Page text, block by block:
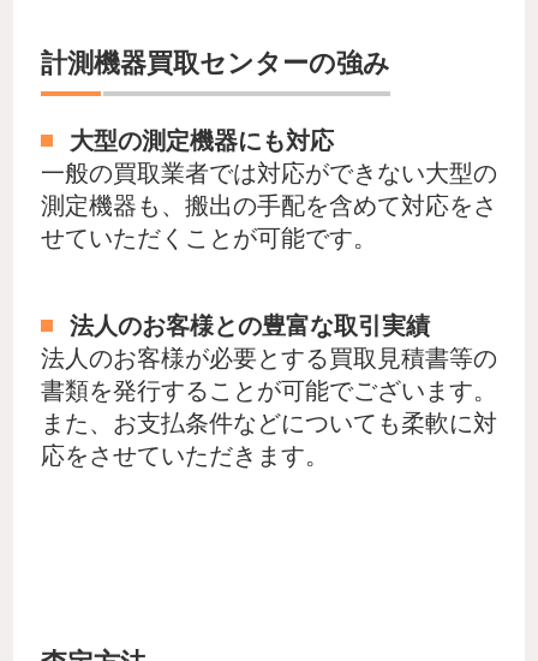
計測機器買取センターの強み
大型の測定機器にも対応
一般の買取業者では対応ができない大型の
測定機器も、搬出の手配を含めて対応をさ
せていただくことが可能です。
法人のお客様との豊富な取引実績
法人のお客様が必要とする買取見積書等の
書類を発行することが可能でございます。
また、お支払条件などについても柔軟に対
応をさせていただきます。